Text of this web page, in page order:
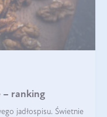
– ranking
jadłospisu. Świetnie